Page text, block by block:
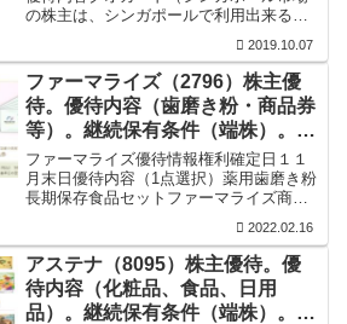
の株主は、シンガポールで利用出来る商
保有２年以上継続保有５年以上200株以上
1000円分2000円分3000円分ホテル宿泊割
引券必要...
2019.10.07
ファーマライズ（2796）株主優
待。優待内容（歯磨き粉・商品券
等）。継続保有条件（端株）。優
待クロス情報。
ファーマライズ優待情報権利確定日１１
月末日優待内容（1点選択）薬用歯磨き粉
長期保存食品セットファーマライズ商品
券）100株以上2500円相当（500円券5
枚）※継続保有１年以上のみ。優待価値
ファーマライズ...
2022.02.16
アステナ（8095）株主優待。優
待内容（化粧品、食品、日用
品）。継続保有条件（端株）。優